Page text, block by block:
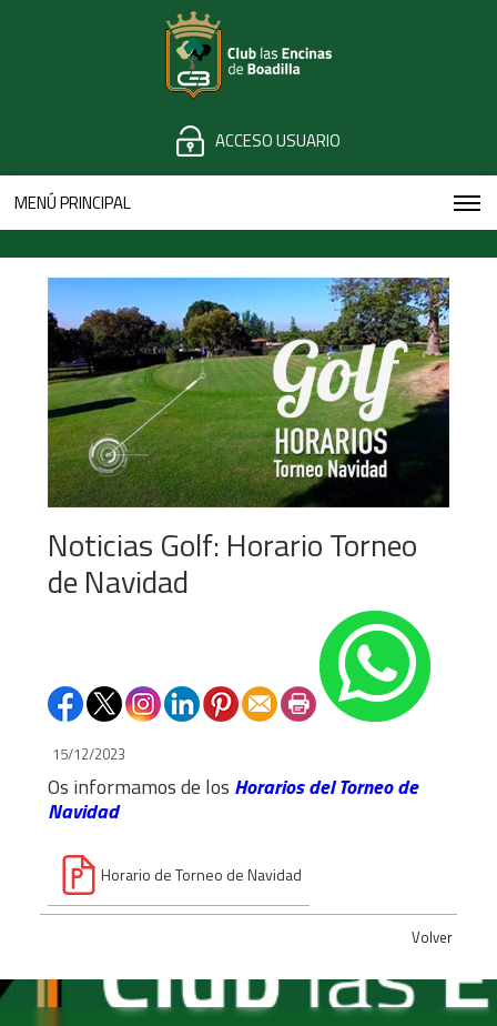
ACCESO USUARIO
MENÚ PRINCIPAL
Noticias Golf: Horario Torneo
de Navidad
15/12/2023
Os informamos de los Horarios del Torneo de
Navidad
Horario de Torneo de Navidad
Volver